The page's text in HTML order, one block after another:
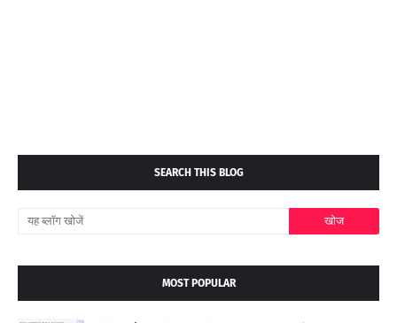
SEARCH THIS BLOG
MOST POPULAR